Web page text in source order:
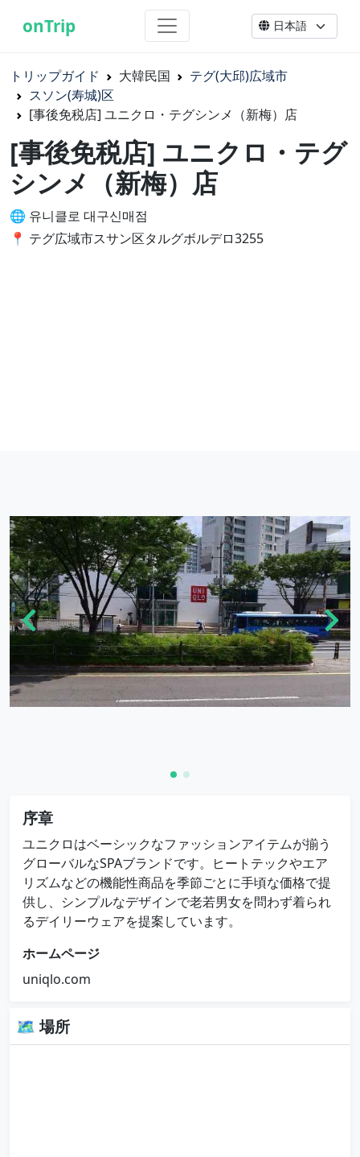
onTrip
トリップガイド 大韓民国
テグ(大邱)広域市
スソン(寿城)区
[事後免税店] ユニクロ・テグシンメ（新梅）店
[事後免税店] ユニクロ・テグ
シンメ（新梅）店
🌐 유니클로 대구신매점
📍 テグ広域市スサン区タルグボルデロ3255
序章
ユニクロはベーシックなファッションアイテムが揃う
グローバルなSPAブランドです。ヒートテックやエア
リズムなどの機能性商品を季節ごとに手頃な価格で提
供し、シンプルなデザインで老若男女を問わず着られ
るデイリーウェアを提案しています。
ホームページ
uniqlo.com
🗺 場所